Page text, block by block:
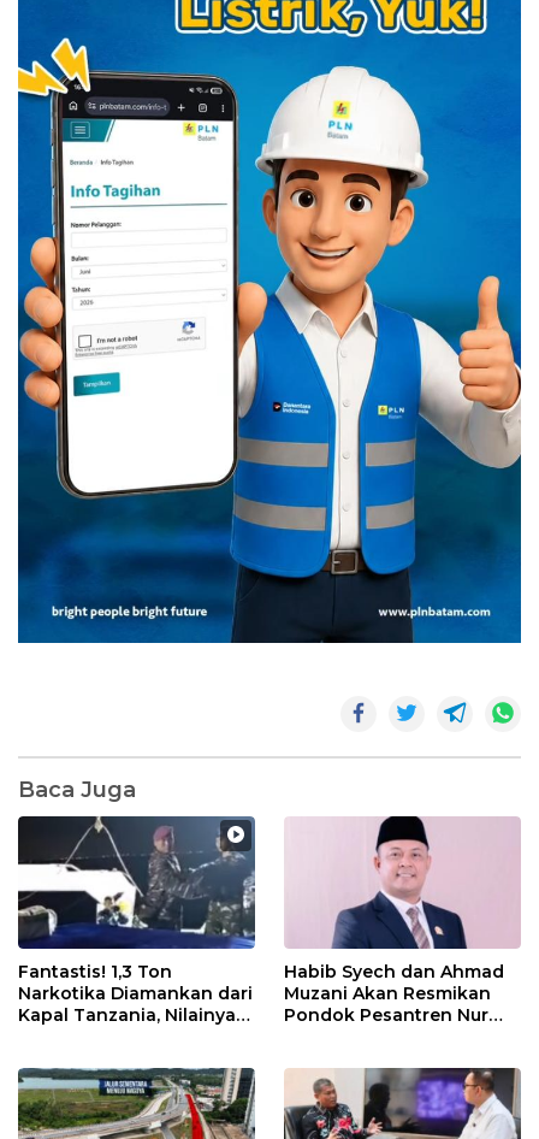
Baca Juga
Fantastis! 1,3 Ton
Narkotika Diamankan dari
Kapal Tanzania, Nilainya
Habib Syech dan Ahmad
Muzani Akan Resmikan
Pondok Pesantren Nur